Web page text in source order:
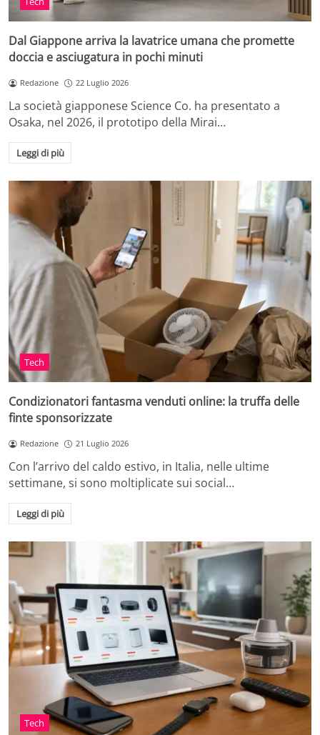
Dal Giappone arriva la lavatrice umana che promette
doccia e asciugatura in pochi minuti
Redazione 22 Luglio 2026
La società giapponese Science Co. ha presentato a
Osaka, nel 2026, il prototipo della Mirai…
Leggi di più
Tech
Condizionatori fantasma venduti online: la truffa delle
finte sponsorizzate
Redazione 21 Luglio 2026
Con l’arrivo del caldo estivo, in Italia, nelle ultime
settimane, si sono moltiplicate sui social…
Leggi di più
Tech